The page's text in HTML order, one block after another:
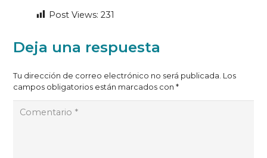
Post Views: 231
Deja una respuesta
Tu dirección de correo electrónico no será publicada. Los
campos obligatorios están marcados con *